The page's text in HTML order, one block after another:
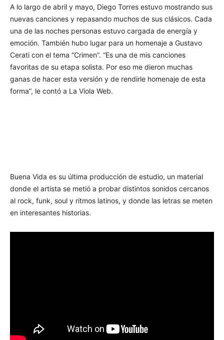
A lo largo de abril y mayo, Diego Torres estuvo mostrando sus
nuevas canciones y repasando muchos de sus clásicos. Cada
una de las noches personas estuvo cargada de energía y
emoción. También hubo lugar para un homenaje a Gustavo
Cerati con el tema “Crimen”. “Es una de mis canciones
favoritas de su etapa solista. Por eso me dieron muchas
ganas de hacer esta versión y de rendirle homenaje de esta
forma”, le contó a La Viola Web.
Buena Vida es su última producción de estudio, un material
donde el artista se metió a probar distintos sonidos cercanos
al rock, funk, soul y ritmos latinos, y donde las letras se meten
en interesantes historias.